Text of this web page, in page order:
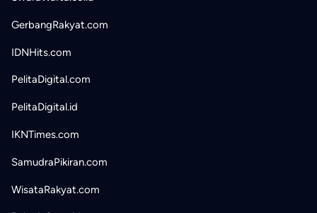
GerbangRakyat.com
IDNHits.com
PelitaDigital.com
PelitaDigital.id
IKNTimes.com
SamudraPikiran.com
WisataRakyat.com